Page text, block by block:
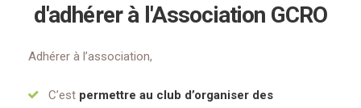
d'adhérer à l'Association GCRO
Adhérer à l’association,
C’est permettre au club d’organiser des